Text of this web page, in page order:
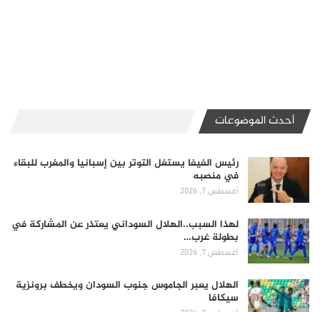
أحدث الموضوعات
رئيس الفيفا يستغل التوتر بين إسبانيا والمغرب للبقاء
في منصبه
أغسطس 7, 2026
لهذا السبب..الهلال السوداني يعتذر عن المشاركة في
بطولة غرب…
أغسطس 7, 2026
الهلال يعبر الجاموس جنوب السودان ويخطف برونزية
سيكافا